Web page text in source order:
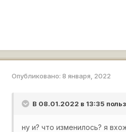
Опубликовано:8 января, 2022
В 08.01.2022 в 13:35
ну и? что изменилось? я